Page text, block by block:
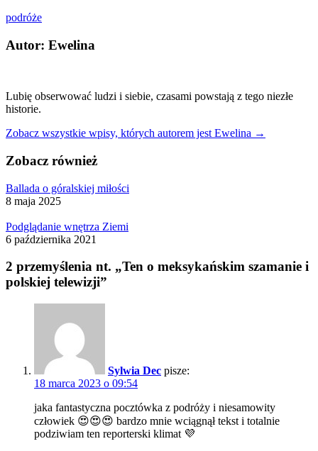
podróże
Autor: Ewelina
Lubię obserwować ludzi i siebie, czasami powstają z tego niezłe
historie.
Zobacz wszystkie wpisy, których autorem jest Ewelina →
Zobacz również
Ballada o góralskiej miłości
8 maja 2025
Podglądanie wnętrza Ziemi
6 października 2021
2 przemyślenia nt. „Ten o meksykańskim szamanie i
polskiej telewizji”
Sylwia Dec pisze:
18 marca 2023 o 09:54
jaka fantastyczna pocztówka z podróży i niesamowity
człowiek 😍😍😍 bardzo mnie wciągnął tekst i totalnie
podziwiam ten reporterski klimat 💜